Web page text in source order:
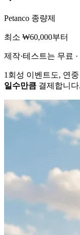
Petanco 종량제
최소 ₩60,000부터
제작·테스트는 무료
1회성 이벤트도, 연
일수만큼 결제합니다.